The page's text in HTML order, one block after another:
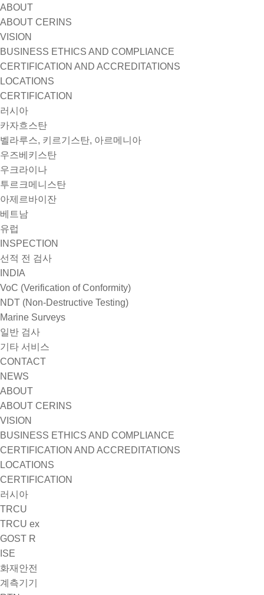
ABOUT
ABOUT CERINS
VISION
BUSINESS ETHICS AND COMPLIANCE
CERTIFICATION AND ACCREDITATIONS
LOCATIONS
CERTIFICATION
러시아
카자흐스탄
벨라루스, 키르기스탄, 아르메니아
우즈베키스탄
우크라이나
투르크메니스탄
아제르바이잔
베트남
유럽
INSPECTION
선적 전 검사
INDIA
VoC (Verification of Conformity)
NDT (Non-Destructive Testing)
Marine Surveys
일반 검사
기타 서비스
CONTACT
NEWS
ABOUT
ABOUT CERINS
VISION
BUSINESS ETHICS AND COMPLIANCE
CERTIFICATION AND ACCREDITATIONS
LOCATIONS
CERTIFICATION
러시아
TRCU
TRCU ex
GOST R
ISE
화재안전
계측기기